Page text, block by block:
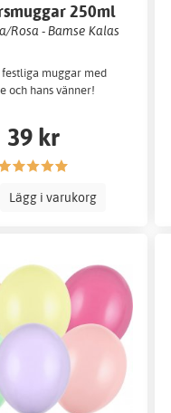
250ml
Rosa - Bamse Kalas
muggar med
och hans vänner!
39 kr
Lägg i varukorg